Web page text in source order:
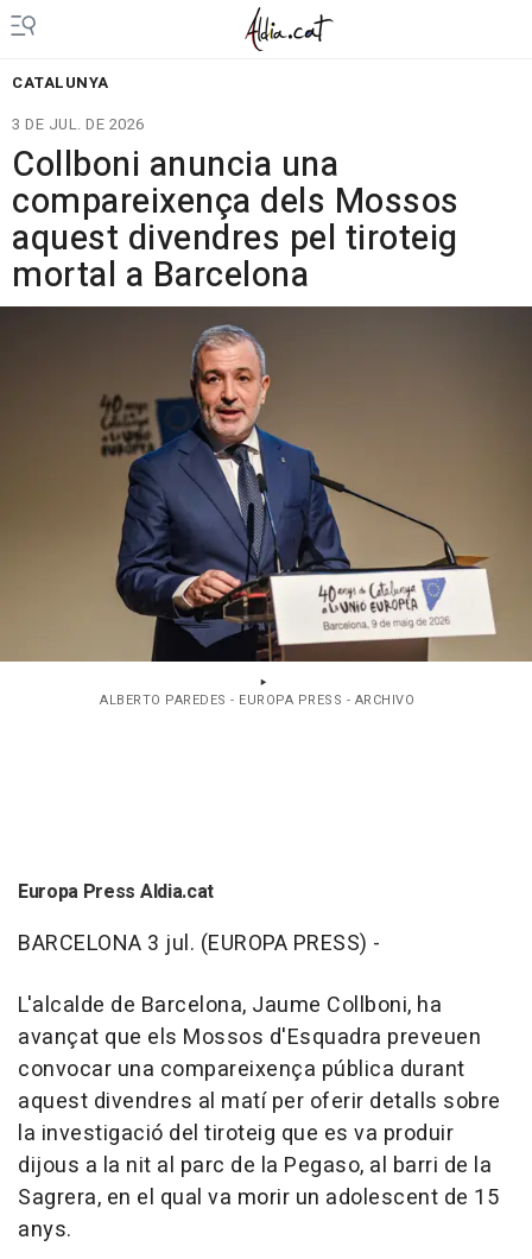
CATALUNYA
3 DE JUL. DE 2026
Collboni anuncia una
compareixença dels Mossos
aquest divendres pel tiroteig
mortal a Barcelona
ALBERTO PAREDES - EUROPA PRESS - ARCHIVO
Europa Press Aldia.cat
BARCELONA 3 jul. (EUROPA PRESS) -
L'alcalde de Barcelona, Jaume Collboni, ha
avançat que els Mossos d'Esquadra preveuen
convocar una compareixença pública durant
aquest divendres al matí per oferir detalls sobre
la investigació del tiroteig que es va produir
dijous a la nit al parc de la Pegaso, al barri de la
Sagrera, en el qual va morir un adolescent de 15
anys.